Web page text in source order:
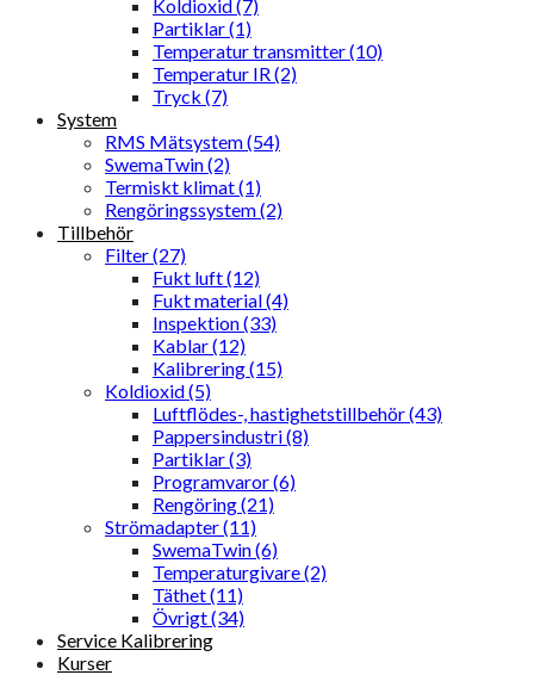
Koldioxid (7)
Partiklar (1)
Temperatur transmitter (10)
Temperatur IR (2)
Tryck (7)
System
RMS Mätsystem (54)
SwemaTwin (2)
Termiskt klimat (1)
Rengöringssystem (2)
Tillbehör
Filter (27)
Fukt luft (12)
Fukt material (4)
Inspektion (33)
Kablar (12)
Kalibrering (15)
Koldioxid (5)
Luftflödes-, hastighetstillbehör (43)
Pappersindustri (8)
Partiklar (3)
Programvaror (6)
Rengöring (21)
Strömadapter (11)
SwemaTwin (6)
Temperaturgivare (2)
Täthet (11)
Övrigt (34)
Service Kalibrering
Kurser